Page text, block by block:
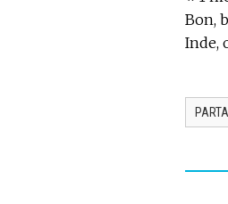
Bon,
Inde,